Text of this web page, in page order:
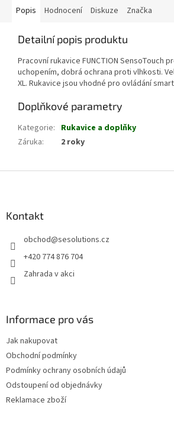
Popis Hodnocení Diskuze Značka
Detailní popis produktu
Pracovní rukavice FUNCTION SensoTouch
uchopením, dobrá ochrana proti vlhkosti.
XL. Rukavice jsou vhodné pro ovládání
Doplňkové parametry
Kategorie: Rukavice a doplňky
Záruka: 2 roky
Kontakt
obchod@sesolutions.cz
+420 774 876 704
Zahrada v akci
Informace pro vás
Jak nakupovat
Obchodní podmínky
Podmínky ochrany osobních údajů
Odstoupení od objednávky
Reklamace zboží